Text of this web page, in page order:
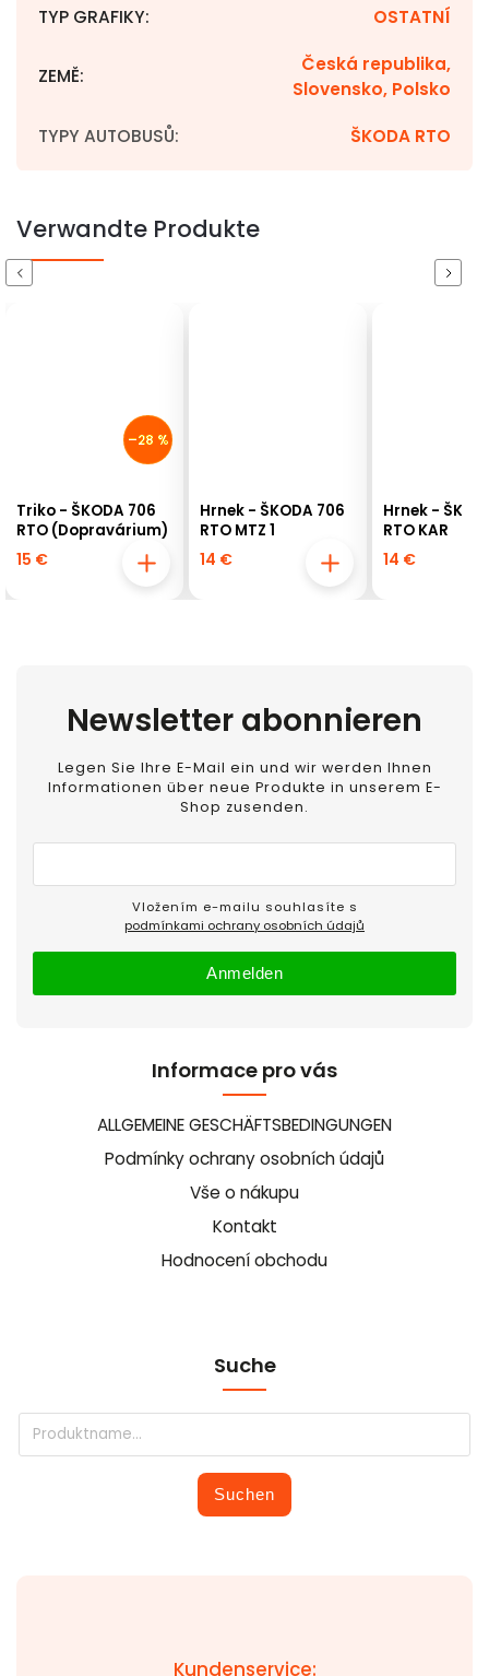
TYP GRAFIKY: OSTATNÍ
ZEMĚ:
Česká republika,
Slovensko, Polsko
TYPY AUTOBUSŮ: ŠKODA RTO
Verwandte Produkte
Previous
–28 %
Triko - ŠKODA 706
RTO (Dopravárium)
15 €
Hrnek - ŠKODA 706
RTO MTZ 1
14 €
Hrnek -
RTO KAR
14 €
Next
Kundenservice:
Informace pro vás
ALLGEMEINE GESCHÄFTSBEDINGUNGEN
Podmínky ochrany osobních údajů
Vše o nákupu
Kontakt
Hodnocení obchodu
Newsletter abonnieren
Legen Sie Ihre E-Mail ein und wir werden Ihnen
Informationen über neue Produkte in unserem E-
Shop zusenden.
podmínkami ochrany osobních údajů
Anmelden
Suche
Suchen